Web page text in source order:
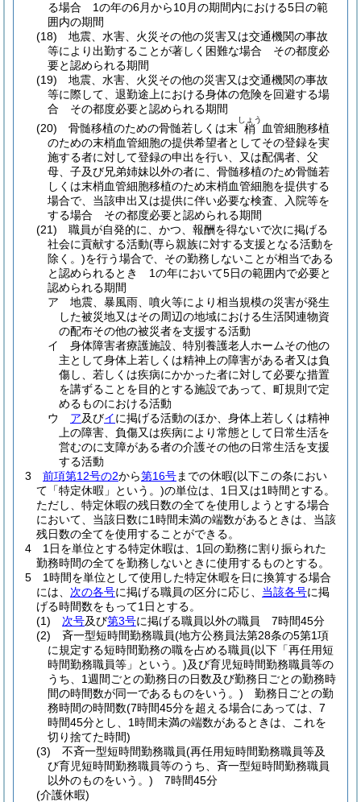
る場合 1の年の6月から10月の期間内における5日の範
囲内の期間
(18)
地震、水害、火災その他の災害又は交通機関の事故
等により出勤することが著しく困難な場合 その都度必
要と認められる期間
(19)
地震、水害、火災その他の災害又は交通機関の事故
等に際して、退勤途上における身体の危険を回避する場
合 その都度必要と認められる期間
(20)
骨髄移植のための骨髄若しくは末 梢
しょう
血管細胞移植
のための末梢血管細胞の提供希望者としてその登録を実
施する者に対して登録の申出を行い、又は配偶者、父
母、子及び兄弟姉妹以外の者に、骨髄移植のため骨髄若
しくは末梢血管細胞移植のため末梢血管細胞を提供する
場合で、当該申出又は提供に伴い必要な検査、入院等を
する場合 その都度必要と認められる期間
(21)
職員が自発的に、かつ、報酬を得ないで次に掲げる
社会に貢献する活動(専ら親族に対する支援となる活動を
除く。)を行う場合で、その勤務しないことが相当である
と認められるとき 1の年において5日の範囲内で必要と
認められる期間
ア
地震、暴風雨、噴火等により相当規模の災害が発生
した被災地又はその周辺の地域における生活関連物資
の配布その他の被災者を支援する活動
イ
身体障害者療護施設、特別養護老人ホームその他の
主として身体上若しくは精神上の障害がある者又は負
傷し、若しくは疾病にかかった者に対して必要な措置
を講ずることを目的とする施設であって、町規則で定
めるものにおける活動
ウ
ア及びイに掲げる活動のほか、身体上若しくは精神
上の障害、負傷又は疾病により常態として日常生活を
営むのに支障がある者の介護その他の日常生活を支援
する活動
3
前項第12号の2から第16号までの休暇(以下この条におい
て「特定休暇」という。)の単位は、1日又は1時間とする。
ただし、特定休暇の残日数の全てを使用しようとする場合
において、当該日数に1時間未満の端数があるときは、当該
残日数の全てを使用することができる。
4
1日を単位とする特定休暇は、1回の勤務に割り振られた
勤務時間の全てを勤務しないときに使用するものとする。
5
1時間を単位として使用した特定休暇を日に換算する場合
には、 次の各号に掲げる職員の区分に応じ、 当該各号に掲
げる時間数をもって1日とする。
(1)
次号及び第3号に掲げる職員以外の職員 7時間45分
(2)
斉一型短時間勤務職員(地方公務員法第28条の5第1項
に規定する短時間勤務の職を占める職員(以下「再任用短
時間勤務職員等」という。)及び育児短時間勤務職員等の
うち、1週間ごとの勤務日の日数及び勤務日ごとの勤務時
間の時間数が同一であるものをいう。) 勤務日ごとの勤
務時間の時間数(7時間45分を超える場合にあっては、7
時間45分とし、1時間未満の端数があるときは、これを
切り捨てた時間)
(3)
不斉一型短時間勤務職員(再任用短時間勤務職員等及
び育児短時間勤務職員等のうち、斉一型短時間勤務職員
以外のものをいう。) 7時間45分
(介護休暇)